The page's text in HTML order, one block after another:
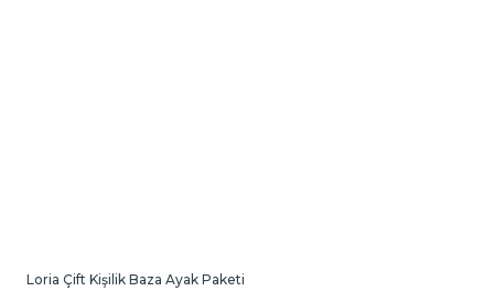
Loria Çift Kişilik Baza Ayak Paketi